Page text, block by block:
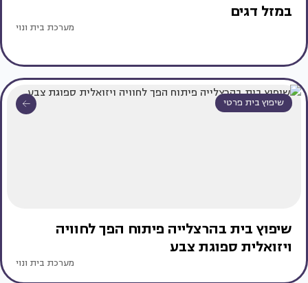
במזל דגים
מערכת בית ונוי
שיפוץ בית פרטי
שיפוץ בית בהרצלייה פיתוח הפך לחוויה
ויזואלית ספוגת צבע
מערכת בית ונוי